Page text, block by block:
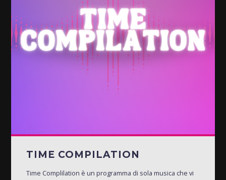
TIME COMPILATION
Time Complilation è un programma di sola musica che vi